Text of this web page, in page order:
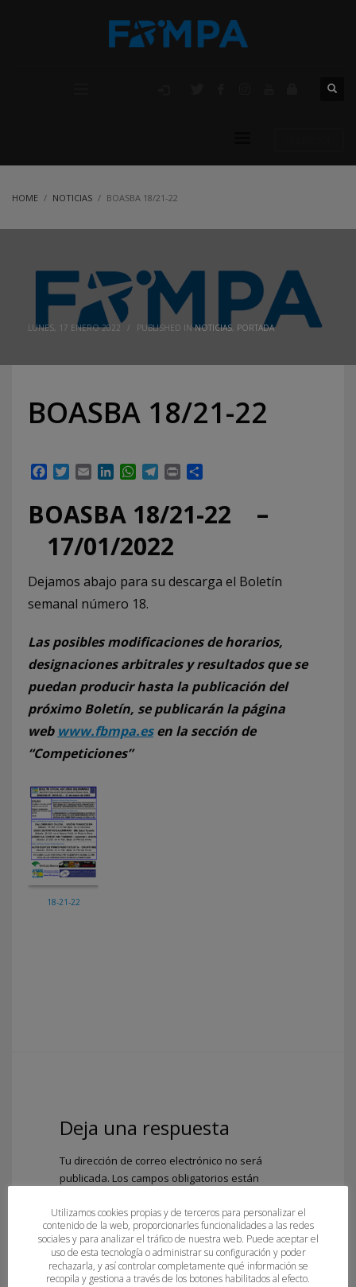
HOME NOTICIAS BOASBA 18/21-22
LUNES, 17 ENERO 2022 / PUBLISHED INNOTICIAS PORTADA
BOASBA 18/21-22
Facebook
TwitterEmailLinkedInWhatsApp
Telegram
Print
BOASBA 18/21-22 –
17/01/2022
Dejamos abajo para su descarga el Boletín
semanal número 18.
Las posibles modificaciones de horarios,
designaciones arbitrales y resultados que se
puedan producir hasta la publicación del
próximo Boletín, se publicarán la página
web www.fbmpa.esen la sección de
“Competiciones”
18-21-22
Deja una respuesta
Tu dirección de correo electrónico no será
publicada. Los campos obligatorios están
Comentario*
Utilizamos cookies propias y de terceros para personalizar el
contenido de la web, proporcionarles funcionalidades a las redes
sociales y para analizar el tráfico de nuestra web. Puede aceptar el
uso de esta tecnología o administrar su configuración y poder
rechazarla, y así controlar completamente qué información se
recopila y gestiona a través de los botones habilitados al efecto.